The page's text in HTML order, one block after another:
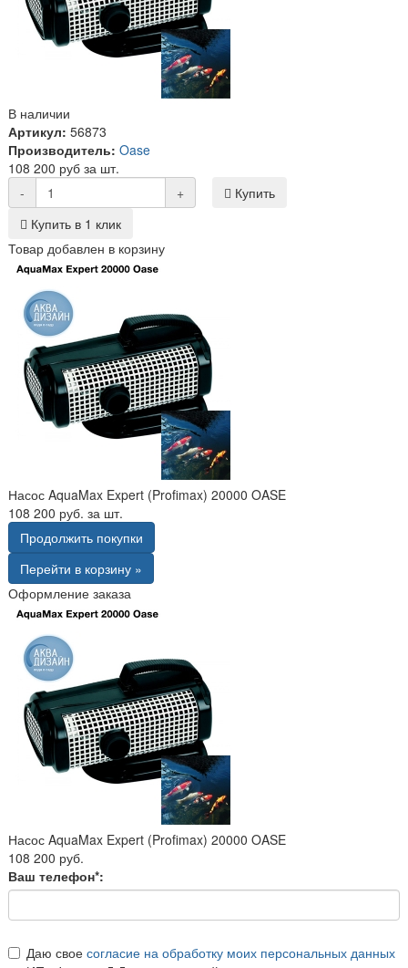
В наличии
Артикул: 56873
Производитель: Oase
108 200 руб за шт.
-
+
Купить
Купить в 1 клик
Товар добавлен в корзину
Насос AquaMax Expert (Profimax) 20000 OASE
108 200 руб. за шт.
Продолжить покупки
Перейти в корзину »
Оформление заказа
Насос AquaMax Expert (Profimax) 20000 OASE
108 200 руб.
Ваш телефон*:
Даю свое согласие на обработку моих персональных данных